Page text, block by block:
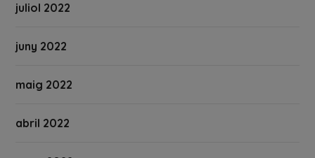
juliol 2022
juny 2022
maig 2022
abril 2022